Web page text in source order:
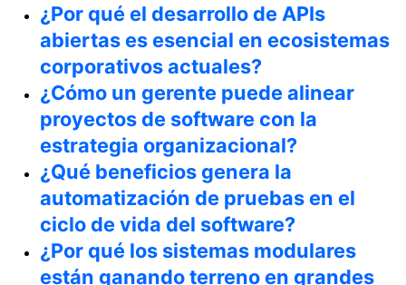
¿Por qué el desarrollo de APIs
abiertas es esencial en ecosistemas
corporativos actuales?
¿Cómo un gerente puede alinear
proyectos de software con la
estrategia organizacional?
¿Qué beneficios genera la
automatización de pruebas en el
ciclo de vida del software?
¿Por qué los sistemas modulares
están ganando terreno en grandes